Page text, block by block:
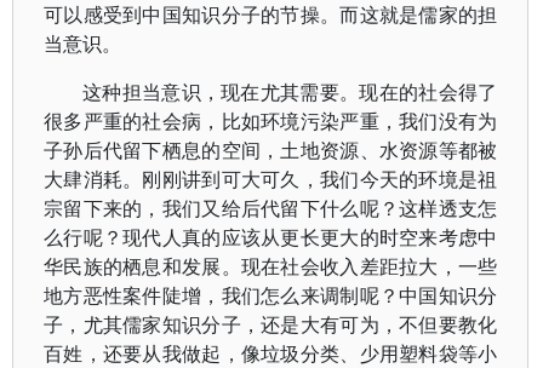
可以感受到中国知识分子的节操。而这就是儒家的担
当意识。
这种担当意识，现在尤其需要。现在的社会得了
很多严重的社会病，比如环境污染严重，我们没有为
子孙后代留下栖息的空间，土地资源、水资源等都被
大肆消耗。刚刚讲到可大可久，我们今天的环境是祖
宗留下来的，我们又给后代留下什么呢？这样透支怎
么行呢？现代人真的应该从更长更大的时空来考虑中
华民族的栖息和发展。现在社会收入差距拉大，一些
地方恶性案件陡增，我们怎么来调制呢？中国知识分
子，尤其儒家知识分子，还是大有可为，不但要教化
百姓，还要从我做起，像垃圾分类、少用塑料袋等小